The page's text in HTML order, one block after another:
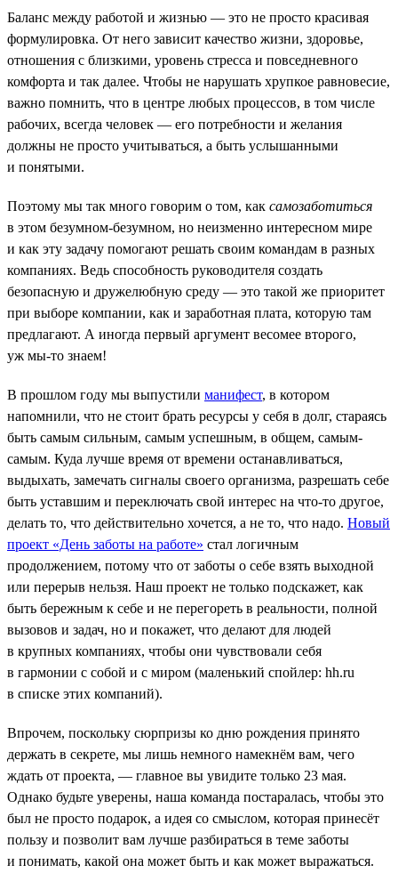
Баланс между работой и жизнью — это не просто красивая
формулировка. От него зависит качество жизни, здоровье,
отношения с близкими, уровень стресса и повседневного
комфорта и так далее. Чтобы не нарушать хрупкое равновесие,
важно помнить, что в центре любых процессов, в том числе
рабочих, всегда человек — его потребности и желания
должны не просто учитываться, а быть услышанными
и понятыми.
Поэтому мы так много говорим о том, как самозаботиться
в этом безумном-безумном, но неизменно интересном мире
и как эту задачу помогают решать своим командам в разных
компаниях. Ведь способность руководителя создать
безопасную и дружелюбную среду — это такой же приоритет
при выборе компании, как и заработная плата, которую там
предлагают. А иногда первый аргумент весомее второго,
уж мы-то знаем!
В прошлом году мы выпустили манифест, в котором
напомнили, что не стоит брать ресурсы у себя в долг, стараясь
быть самым сильным, самым успешным, в общем, самым-
самым. Куда лучше время от времени останавливаться,
выдыхать, замечать сигналы своего организма, разрешать себе
быть уставшим и переключать свой интерес на что-то другое,
делать то, что действительно хочется, а не то, что надо. Новый
проект «День заботы на работе» стал логичным
продолжением, потому что от заботы о себе взять выходной
или перерыв нельзя. Наш проект не только подскажет, как
быть бережным к себе и не перегореть в реальности, полной
вызовов и задач, но и покажет, что делают для людей
в крупных компаниях, чтобы они чувствовали себя
в гармонии с собой и с миром (маленький спойлер: hh.ru
в списке этих компаний).
Впрочем, поскольку сюрпризы ко дню рождения принято
держать в секрете, мы лишь немного намекнём вам, чего
ждать от проекта, — главное вы увидите только 23 мая.
Однако будьте уверены, наша команда постаралась, чтобы это
был не просто подарок, а идея со смыслом, которая принесёт
пользу и позволит вам лучше разбираться в теме заботы
и понимать, какой она может быть и как может выражаться.